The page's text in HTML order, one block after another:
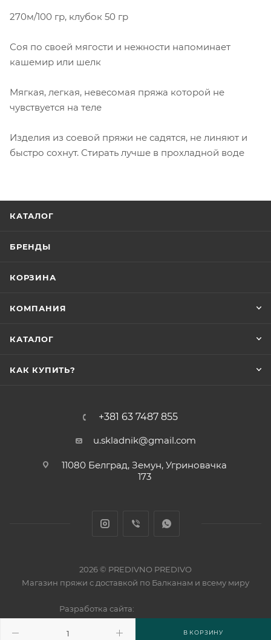
В КОРЗИНУ
270м/100 гр, клубок 50 гр
Соя по своей мягости и нежности напоминает
кашемир или шелк
Мягкая, легкая, невесомая пряжа которой не
чувствуется на теле
Изделия из соевой пряжи не садятся, не линяют и
быстро сохнут. Стирать лучше в прохладной воде
КАТАЛОГ
БРЕНДЫ
КОРЗИНА
КОМПАНИЯ
КАТАЛОГ
КАК КУПИТЬ?
+381 63 7487 855
u.skladnik@gmail.com
11080 Белград, Земун, Угриновачка
173
2026 © PREDIVNO PREDIVO
Магазин пряжи с доставкой по Балканам и всему миру
Разработка сайта: